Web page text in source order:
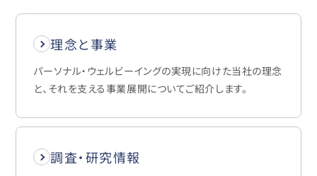
理念と事業
パーソナル・ウェルビーイングの実現に向けた当社の理念
と、それを支える事業展開についてご紹介します。
調査・研究情報